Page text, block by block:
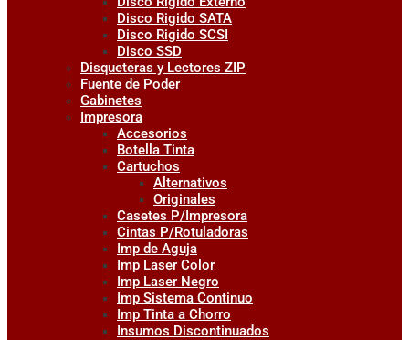
Disco Rigido SATA
Disco Rigido SCSI
Disco SSD
Disqueteras y Lectores ZIP
Fuente de Poder
Gabinetes
Impresora
Accesorios
Botella Tinta
Cartuchos
Alternativos
Originales
Casetes P/Impresora
Cintas P/Rotuladoras
Imp de Aguja
Imp Laser Color
Imp Laser Negro
Imp Sistema Continuo
Imp Tinta a Chorro
Insumos Discontinuados